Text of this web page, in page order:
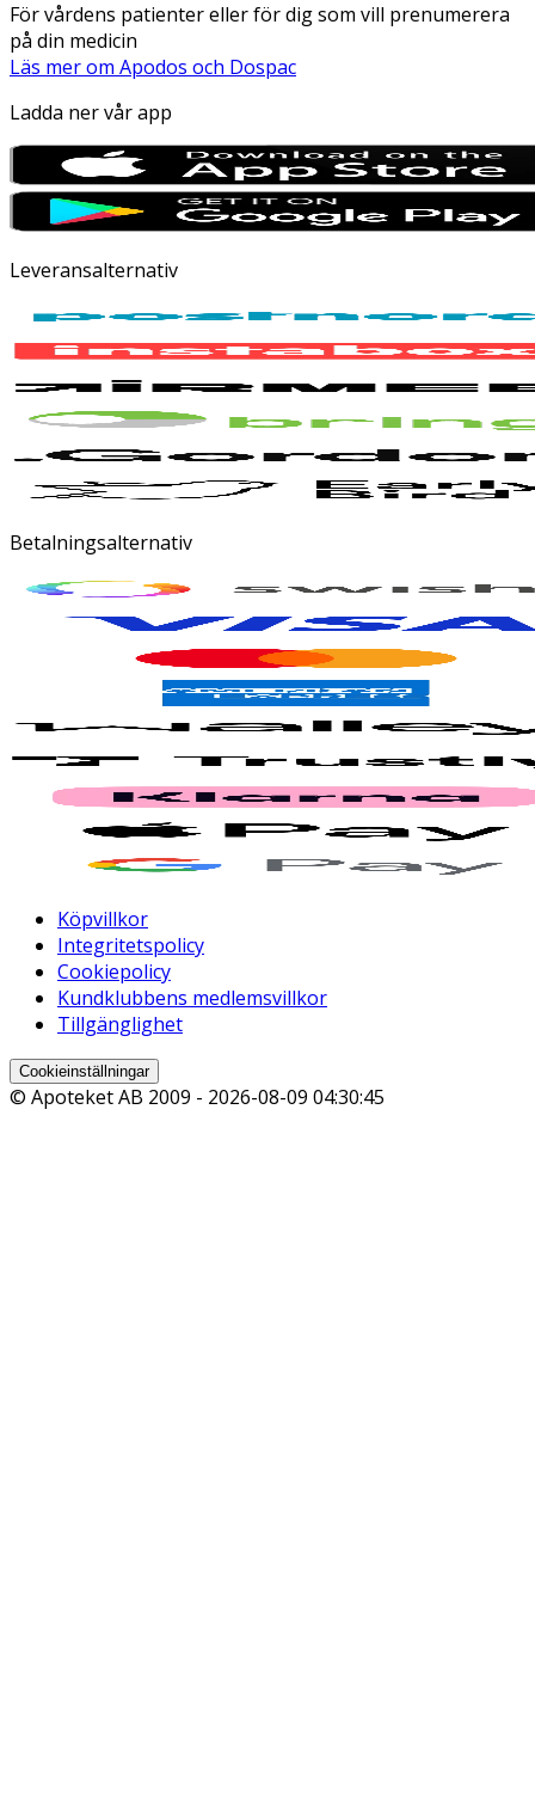
För vårdens patienter eller för dig som vill prenumerera
på din medicin
Läs mer om Apodos och Dospac
Ladda ner vår app
Leveransalternativ
Betalningsalternativ
Köpvillkor
Integritetspolicy
Cookiepolicy
Kundklubbens medlemsvillkor
Tillgänglighet
Cookieinställningar
© Apoteket AB 2009 - 2026-08-09 04:30:45